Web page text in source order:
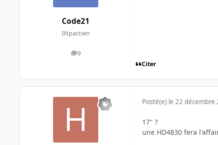
Code21
INpactien
9
messages
Citer
Posté(e) le 22 décembre
17" ?
une HD4830 fera